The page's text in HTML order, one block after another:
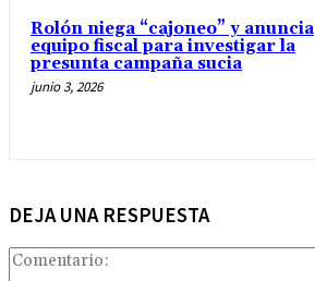
Rolón niega “cajoneo” y anuncia
equipo fiscal para investigar la
presunta campaña sucia
junio 3, 2026
DEJA UNA RESPUESTA